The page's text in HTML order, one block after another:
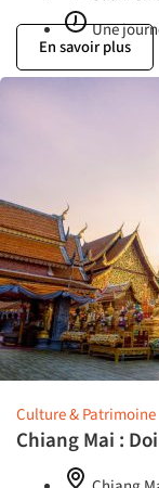
Une
En savoir plus
Culture & Patrimoine
Chiang Mai :